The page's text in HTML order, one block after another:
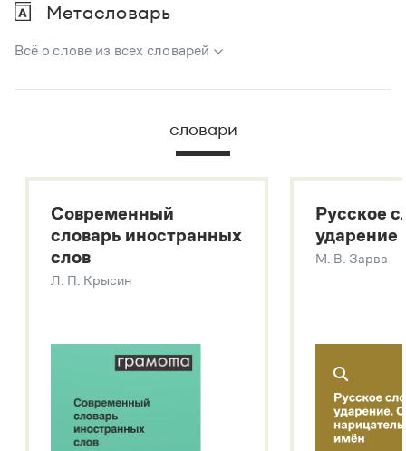
Метасловарь
Всё о слове из всех словарей
В метасловаре Грамоты в удобном виде собрана вся
Русский орфографический словарь
Большой толковый словарь русских глаголов
Современный словарь иностранных слов
Звук – технология синтеза платформы
SaluteSpeech
словари
Современный
словарь иностранных
слов
Л. П. Крысин
Русское
ударение
М. В. Зарва